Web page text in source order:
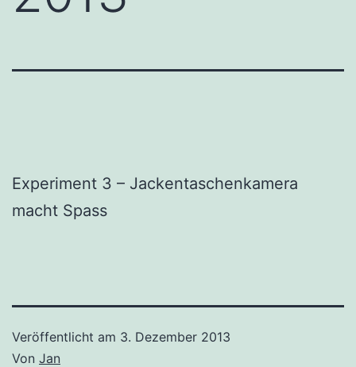
Experiment 3 – Jackentaschenkamera
macht Spass
Veröffentlicht am 3. Dezember 2013
Von Jan